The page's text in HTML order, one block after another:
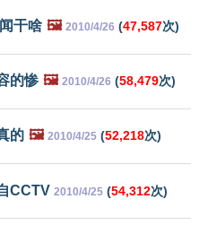
干啥 🖼️ 2010/4/26 (47,587次)
的惨 🖼️ 2010/4/26 (58,479次)
的 🖼️ 2010/4/25 (52,218次)
CCTV 2010/4/25 (54,312次)